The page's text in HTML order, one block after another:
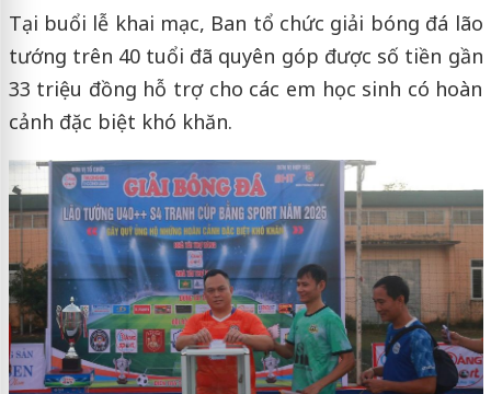
Tại buổi lễ khai mạc, Ban tổ chức giải bóng đá lão
tướng trên 40 tuổi đã quyên góp được số tiền gần
33 triệu đồng hỗ trợ cho các em học sinh có hoàn
cảnh đặc biệt khó khăn.